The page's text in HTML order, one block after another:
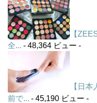
【
全... - 48,364 ビュー -
【日
前で... - 45,190 ビュー -